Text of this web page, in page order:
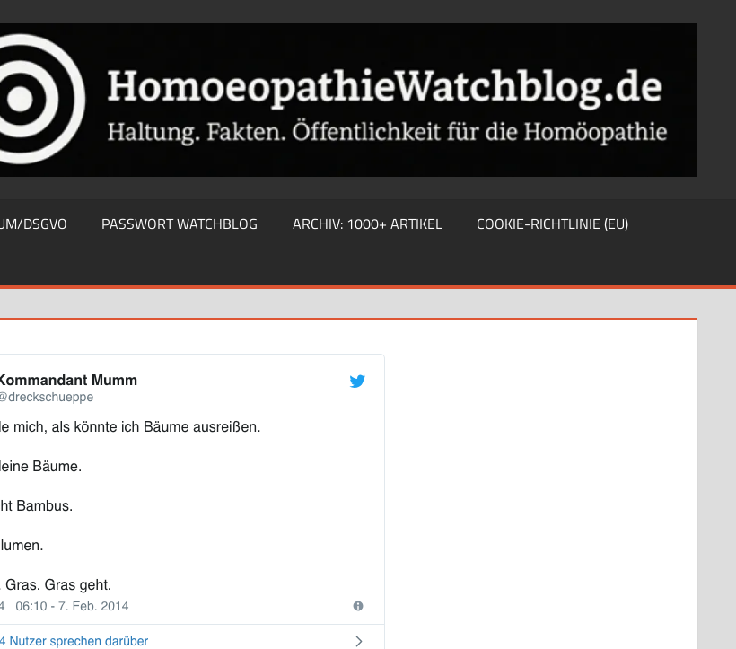
DSGVO PASSWORT WATCHBLOG ARCHIV: 1000+ ARTIKEL
COOKIE-RICHTLINIE (EU)